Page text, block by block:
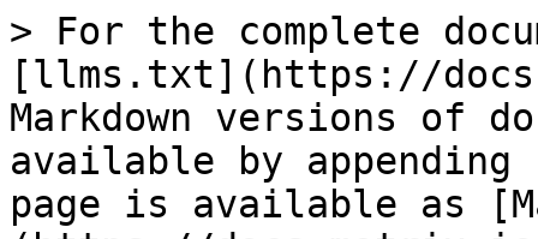
> For the complete
[llms.txt](https://
Markdown versions of
available by
page is available as